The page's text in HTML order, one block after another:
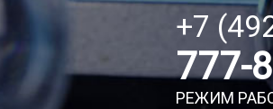
+7
777-
РЕЖИМ